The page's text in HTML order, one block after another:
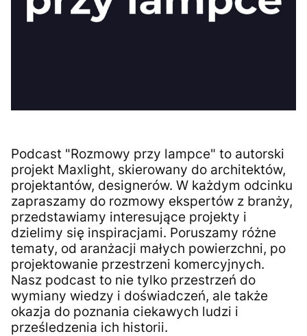
Podcast "Rozmowy przy lampce" to autorski
projekt Maxlight, skierowany do architektów,
projektantów, designerów. W każdym odcinku
zapraszamy do rozmowy ekspertów z branży,
przedstawiamy interesujące projekty i
dzielimy się inspiracjami. Poruszamy różne
tematy, od aranżacji małych powierzchni, po
projektowanie przestrzeni komercyjnych.
Nasz podcast to nie tylko przestrzeń do
wymiany wiedzy i doświadczeń, ale także
okazja do poznania ciekawych ludzi i
prześledzenia ich historii.